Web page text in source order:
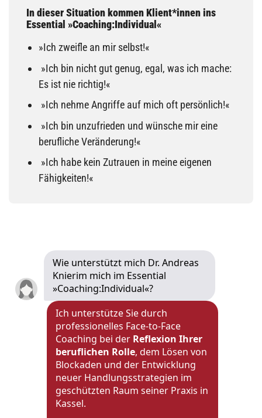
In dieser Situation kommen Klient*innen ins
Essential »Coaching:Individual«
»Ich zweifle an mir selbst!«
»Ich bin nicht gut genug, egal, was ich mache:
Es ist nie richtig!«
»Ich nehme Angriffe auf mich oft persönlich!«
»Ich bin unzufrieden und wünsche mir eine
berufliche Veränderung!«
»Ich habe kein Zutrauen in meine eigenen
Fähigkeiten!«
Wie unterstützt mich Dr. Andreas
Knierim mich im Essential
»Coaching:Individual«?
Ich unterstütze Sie durch
professionelles Face-to-Face
Coaching bei der Reflexion Ihrer
beruflichen Rolle, dem Lösen von
Blockaden und der Entwicklung
neuer Handlungsstrategien im
geschützten Raum seiner Praxis in
Kassel.